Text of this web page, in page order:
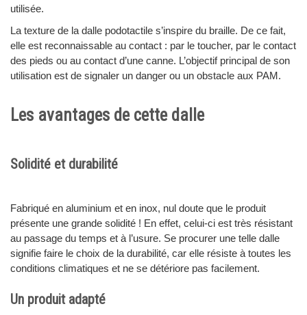
utilisée.
La texture de la dalle podotactile s’inspire du braille. De ce fait,
elle est reconnaissable au contact : par le toucher, par le contact
des pieds ou au contact d’une canne. L’objectif principal de son
utilisation est de signaler un danger ou un obstacle aux PAM.
Les avantages de cette dalle
Solidité et durabilité
Fabriqué en aluminium et en inox, nul doute que le produit
présente une grande solidité ! En effet, celui-ci est très résistant
au passage du temps et à l’usure. Se procurer une telle dalle
signifie faire le choix de la durabilité, car elle résiste à toutes les
conditions climatiques et ne se détériore pas facilement.
Un produit adapté